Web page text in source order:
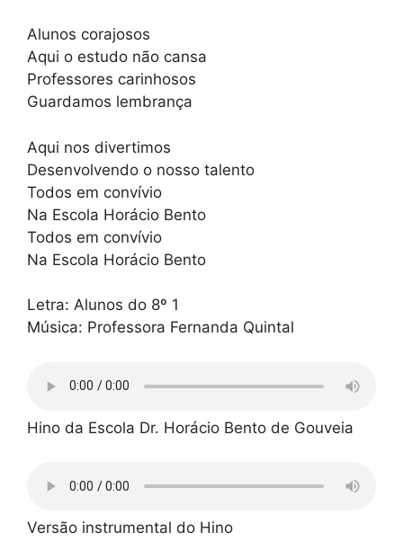
Alunos corajosos
Aqui o estudo não cansa
Professores carinhosos
Guardamos lembrança
Aqui nos divertimos
Desenvolvendo o nosso talento
Todos em convívio
Na Escola Horácio Bento
Todos em convívio
Na Escola Horácio Bento
Letra: Alunos do 8º 1
Música: Professora Fernanda Quintal
Hino da Escola Dr. Horácio Bento de Gouveia
Versão instrumental do Hino